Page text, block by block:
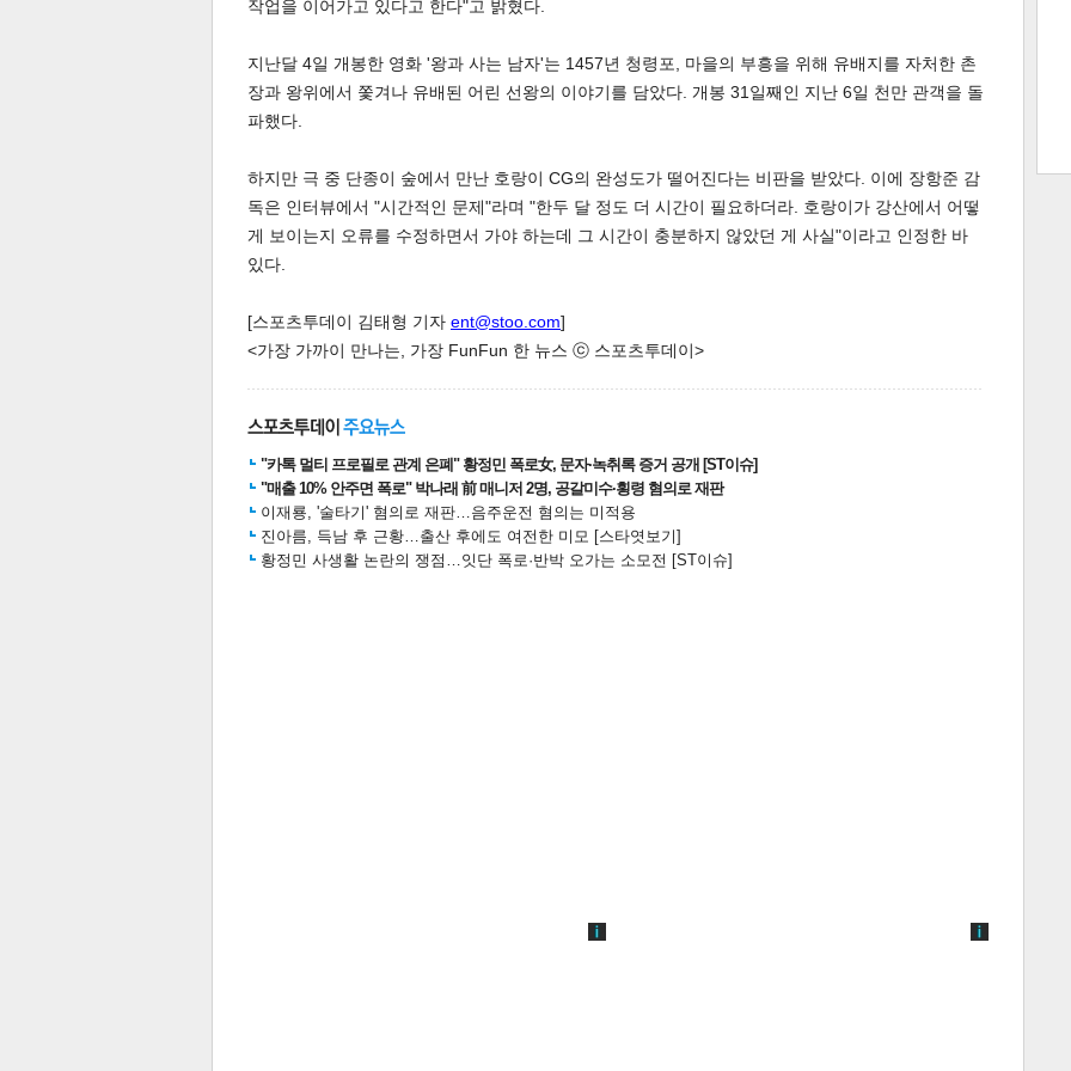
스북 터 공 공유 버블
달기 트 크 트 축 사 하기 보기
작업을 이어가고 있다고 한다"고 밝혔다.
지난달 4일 개봉한 영화 '왕과 사는 남자'는 1457년 청령포, 마을의 부흥을 위해 유배지를 자처한 촌
장과 왕위에서 쫓겨나 유배된 어린 선왕의 이야기를 담았다. 개봉 31일째인 지난 6일 천만 관객을 돌
파했다.
하지만 극 중 단종이 숲에서 만난 호랑이 CG의 완성도가 떨어진다는 비판을 받았다. 이에 장항준 감
독은 인터뷰에서 "시간적인 문제"라며 "한두 달 정도 더 시간이 필요하더라. 호랑이가 강산에서 어떻
게 보이는지 오류를 수정하면서 가야 하는데 그 시간이 충분하지 않았던 게 사실"이라고 인정한 바
있다.
[스포츠투데이 김태형 기자 ent@stoo.com]
<가장 가까이 만나는, 가장 FunFun 한 뉴스 ⓒ 스포츠투데이>
"카톡 멀티 프로필로 관계 은폐" 황정민 폭로女, 문자·녹취록 증거 공개 [ST이슈]
"매출 10% 안주면 폭로" 박나래 前 매니저 2명, 공갈미수·횡령 혐의로 재판
이재룡, '술타기' 혐의로 재판…음주운전 혐의는 미적용
진아름, 득남 후 근황…출산 후에도 여전한 미모 [스타엿보기]
황정민 사생활 논란의 쟁점…잇단 폭로·반박 오가는 소모전 [ST이슈]